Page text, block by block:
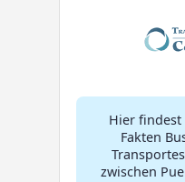
Hier
Fakten
zwischen